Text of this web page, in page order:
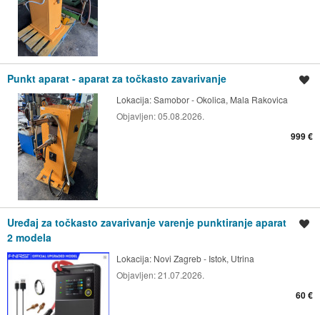
Punkt aparat - aparat za točkasto zavarivanje
Lokacija:Samobor - Okolica, Mala Rakovica
Objavljen:05.08.2026.
999 €
Uređaj za točkasto zavarivanje varenje punktiranje aparat
2 modela
Lokacija: Novi Zagreb - Istok, Utrina
Objavljen:21.07.2026.
60 €